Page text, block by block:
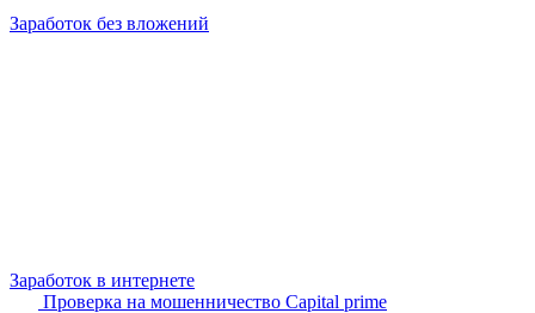
Заработок без вложений
Заработок в интернете
Проверка на мошенничество Capital prime